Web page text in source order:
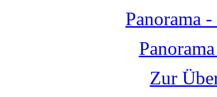
Panorama
Zur